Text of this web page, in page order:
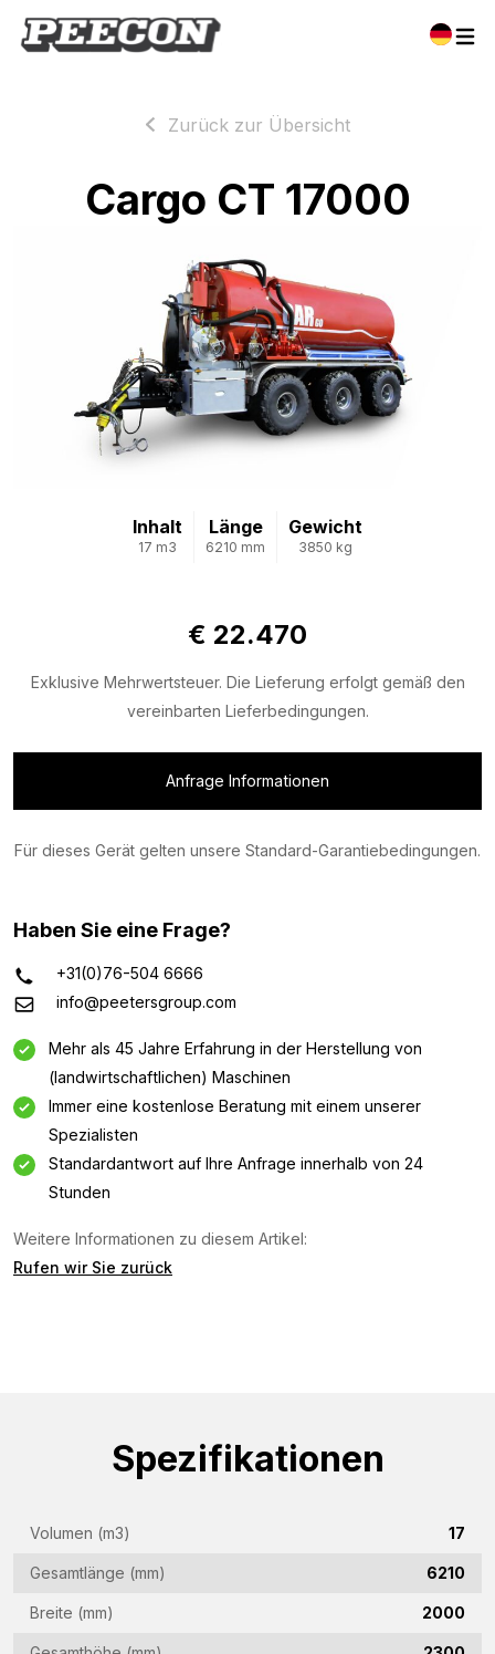
Zurück zur Übersicht
Cargo CT 17000
Inhalt
17 m3
Länge
6210 mm
Gewicht
3850 kg
€ 22.470
Exklusive Mehrwertsteuer. Die Lieferung erfolgt gemäß den
vereinbarten Lieferbedingungen.
Anfrage Informationen
Für dieses Gerät gelten unsere Standard-Garantiebedingungen.
Haben Sie eine Frage?
+31(0)76-504 6666
info@peetersgroup.com
Mehr als 45 Jahre Erfahrung in der Herstellung von
(landwirtschaftlichen) Maschinen
Immer eine kostenlose Beratung mit einem unserer
Spezialisten
Standardantwort auf Ihre Anfrage innerhalb von 24
Stunden
Weitere Informationen zu diesem Artikel:
Rufen wir Sie zurück
Spezifikationen
Volumen (m3) 17
Gesamtlänge (mm) 6210
Breite (mm) 2000
Informationsanfrage
Firmenname
E-
Adresse
(Required)